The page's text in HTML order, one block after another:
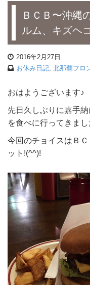
ＢＣＢ〜沖縄
ルム、キズヘ
2016年2月27日
お休み日記 北那覇フロ
おはようございます♪
先日久しぶりに嘉手納
を食べに行ってきまし
今回のチョイスはＢＣ
ット!(^^)!